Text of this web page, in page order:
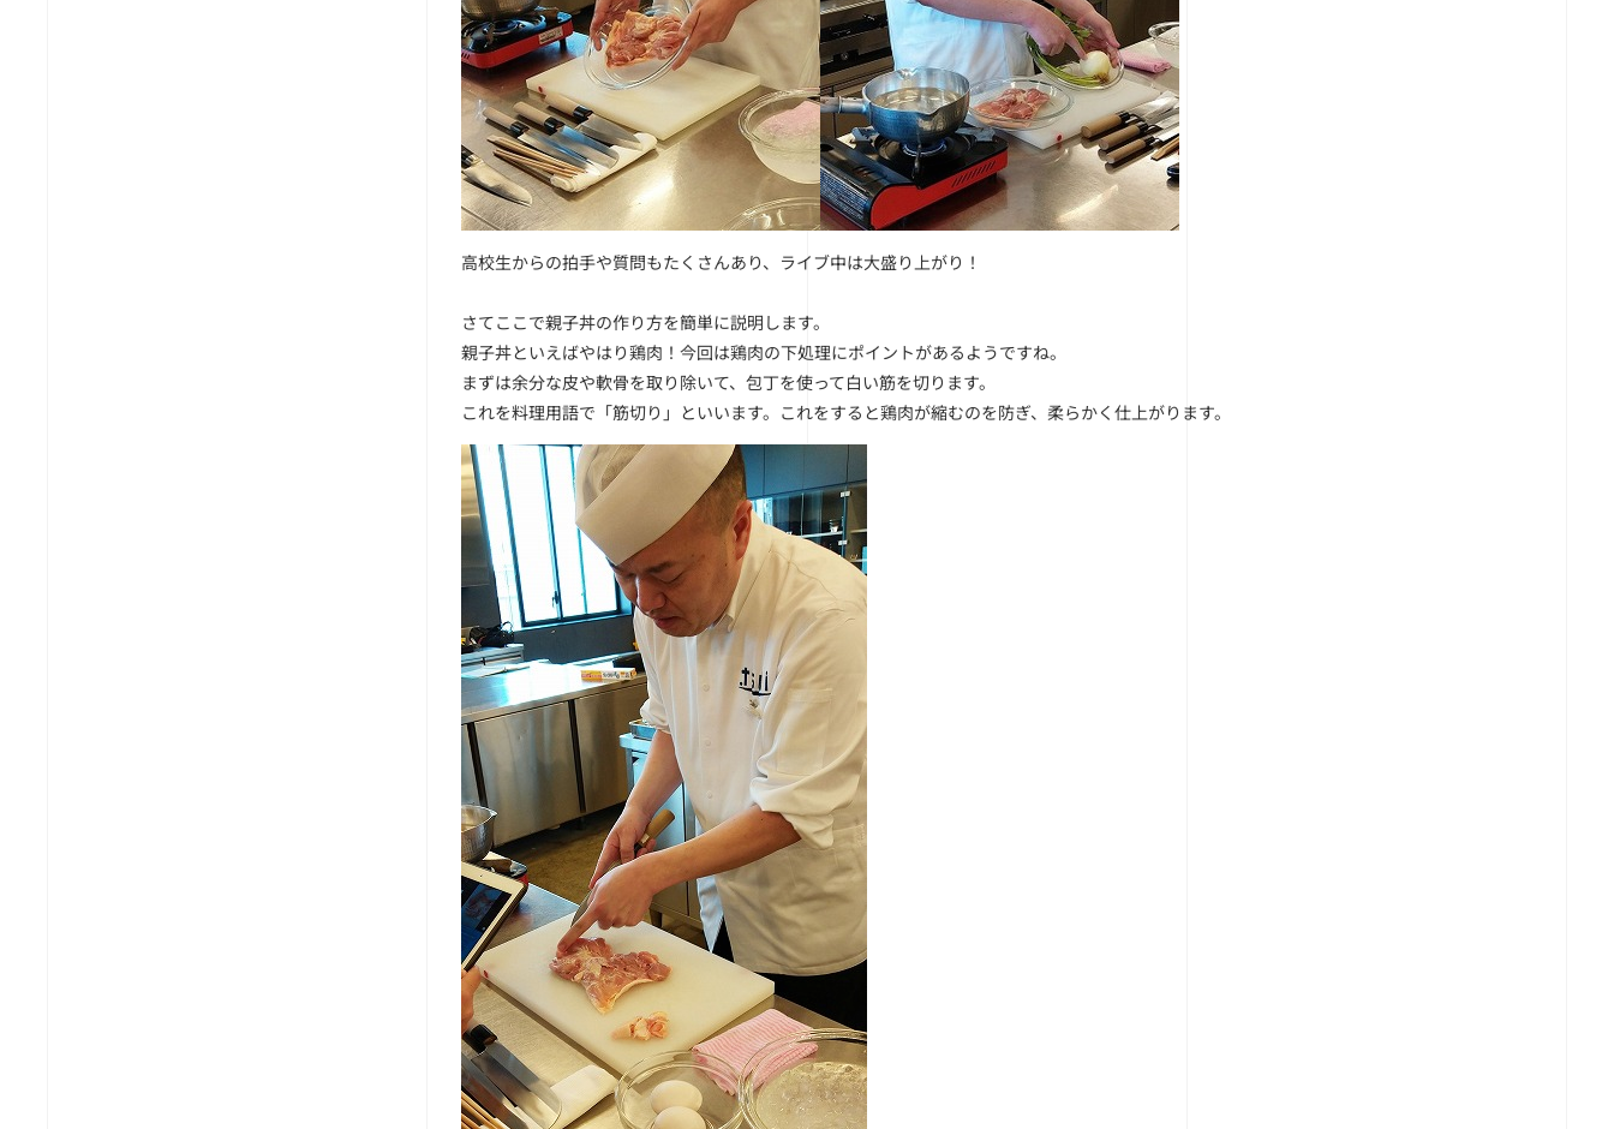
高校生からの拍手や質問もたくさんあり、ライブ中は大盛り上がり！
さてここで親子丼の作り方を簡単に説明します。
親子丼といえばやはり鶏肉！今回は鶏肉の下処理にポイントがあるようですね。
まずは余分な皮や軟骨を取り除いて、包丁を使って白い筋を切ります。
これを料理用語で「筋切り」といいます。これをすると鶏肉が縮むのを防ぎ、柔らかく仕上がります。